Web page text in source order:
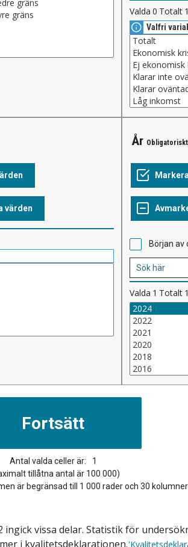
Valda 0 Totalt
Valfri
År Obligatoriskt
Början av
Valda 1 Totalt
Antal valda celler är:
1
tillåtna antal är 100 000)
är begränsad till 1 000 rader och 30 kolumner
vissa delar. Statistik för
i kvalitetsdeklarationen.